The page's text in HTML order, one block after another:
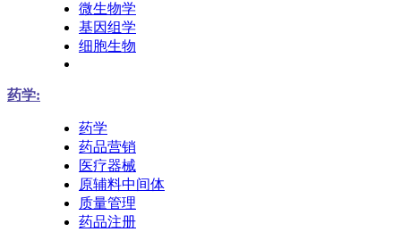
微生物学
基因组学
细胞生物
药学:
药学
药品营销
医疗器械
原辅料中间体
质量管理
药品注册